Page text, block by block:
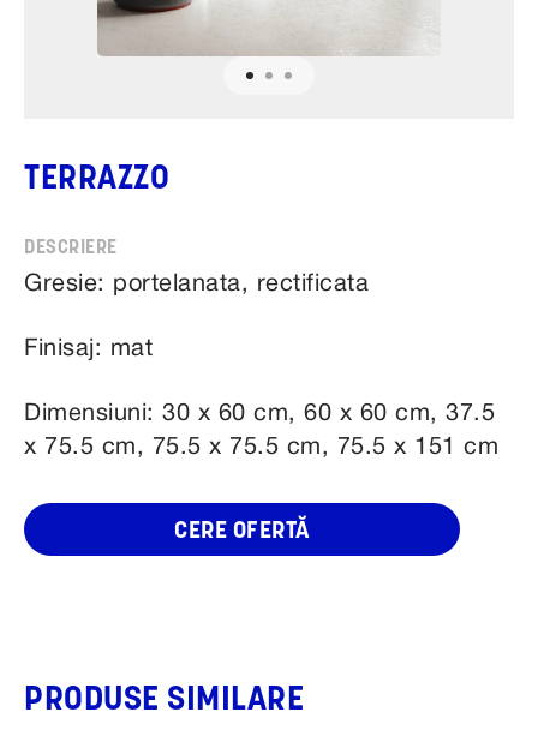
TERRAZZO
Gresie: portelanata, rectificata
Finisaj: mat
Dimensiuni: 30 x 60 cm, 60 x 60 cm, 37.5
x 75.5 cm, 75.5 x 75.5 cm, 75.5 x 151 cm
CERE OFERTĂ
PRODUSE SIMILARE